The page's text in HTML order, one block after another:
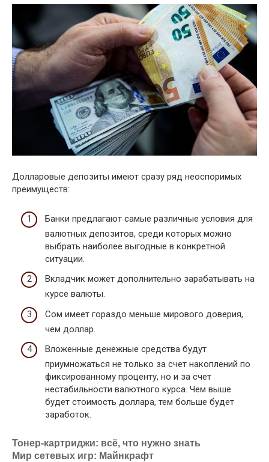
Долларовые депозиты имеют сразу ряд неоспоримых
преимуществ:
Банки предлагают самые различные условия для
валютных депозитов, среди которых можно
выбрать наиболее выгодные в конкретной
ситуации.
Вкладчик может дополнительно зарабатывать на
курсе валюты.
Сом имеет гораздо меньше мирового доверия,
чем доллар.
Вложенные денежные средства будут
приумножаться не только за счет накоплений по
фиксированному проценту, но и за счет
нестабильности валютного курса. Чем выше
будет стоимость доллара, тем больше будет
заработок.
Тонер-картриджи: всё, что нужно знать
Мир сетевых игр: Майнкрафт